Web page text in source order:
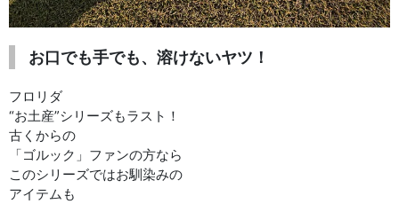
お口でも手でも、溶けないヤツ！
フロリダ
“お土産”シリーズもラスト！
古くからの
「ゴルック」ファンの方なら
このシリーズではお馴染みの
アイテムも